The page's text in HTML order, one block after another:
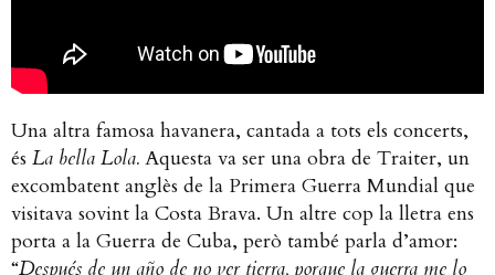
Una altra famosa havanera, cantada a tots els concerts,
és La bella Lola. Aquesta va ser una obra de Traiter, un
excombatent anglès de la Primera Guerra Mundial que
visitava sovint la Costa Brava. Un altre cop la lletra ens
porta a la Guerra de Cuba, però també parla d’amor:
“Después de un año de no ver tierra, porque la guerra me lo